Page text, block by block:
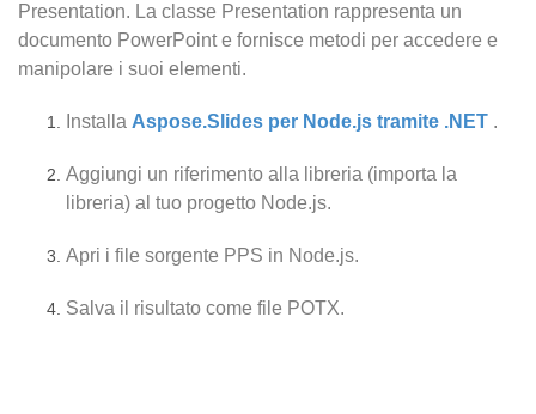
Presentation. La classe Presentation rappresenta un
documento PowerPoint e fornisce metodi per accedere e
manipolare i suoi elementi.
Installa Aspose.Slides per Node.js tramite .NET .
Aggiungi un riferimento alla libreria (importa la
libreria) al tuo progetto Node.js.
Apri i file sorgente PPS in Node.js.
Salva il risultato come file POTX.